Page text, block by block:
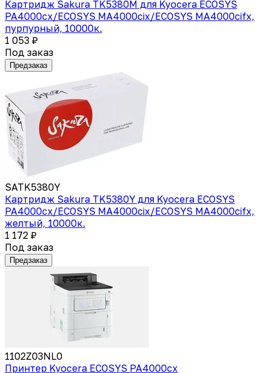
Картридж Sakura TK5380M для Kyocera ECOSYS
PA4000cx/ECOSYS MA4000cix/ECOSYS MA4000cifx,
пурпурный, 10000к.
1 053 ₽
Под заказ
Предзаказ
SATK5380Y
Картридж Sakura TK5380Y для Kyocera ECOSYS
PA4000cx/ECOSYS MA4000cix/ECOSYS MA4000cifx,
желтый, 10000к.
1 172 ₽
Под заказ
Предзаказ
1102Z03NL0
Принтер Kyocera ECOSYS PA4000cx